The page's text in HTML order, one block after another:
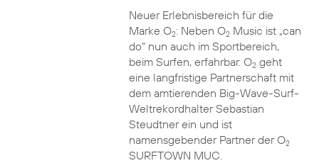
Neuer Erlebnisbereich für die
Marke O2: Neben O2Music ist „can
do“ nun auch im Sportbereich,
beim Surfen, erfahrbar. O2geht
eine langfristige Partnerschaft mit
dem amtierenden Big-Wave-Surf-
Weltrekordhalter Sebastian
Steudtner ein und ist
namensgebender Partner der O2
SURFTOWN MUC.